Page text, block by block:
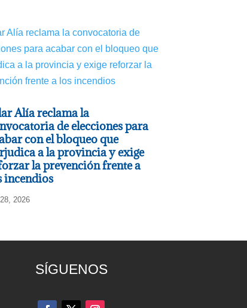
Alía reclama la
de elecciones para
con el bloqueo que
a la provincia y exige
la prevención frente a
incendios
2026
SÍGUENOS